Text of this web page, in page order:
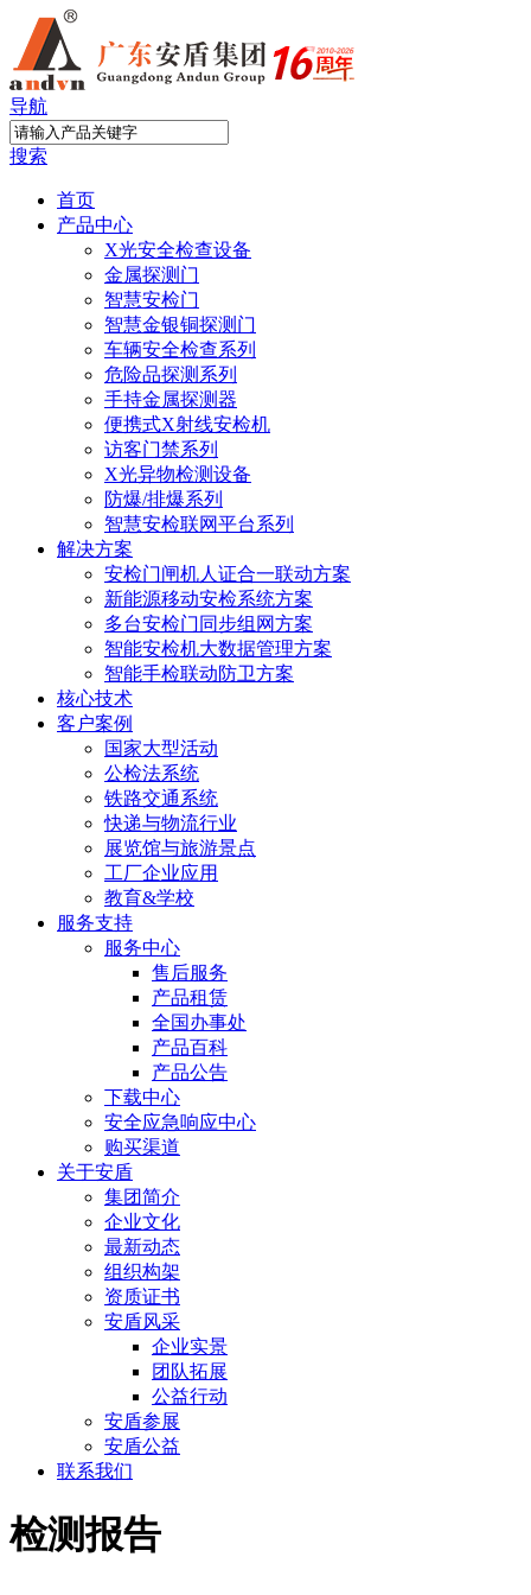
导航
搜索
首页
产品中心
X光安全检查设备
金属探测门
智慧安检门
智慧金银铜探测门
车辆安全检查系列
危险品探测系列
手持金属探测器
便携式X射线安检机
访客门禁系列
X光异物检测设备
防爆/排爆系列
智慧安检联网平台系列
解决方案
安检门闸机人证合一联动方案
新能源移动安检系统方案
多台安检门同步组网方案
智能安检机大数据管理方案
智能手检联动防卫方案
核心技术
客户案例
国家大型活动
公检法系统
铁路交通系统
快递与物流行业
展览馆与旅游景点
工厂企业应用
教育&学校
服务支持
服务中心
售后服务
产品租赁
全国办事处
产品百科
产品公告
下载中心
安全应急响应中心
购买渠道
关于安盾
集团简介
企业文化
最新动态
组织构架
资质证书
安盾风采
企业实景
团队拓展
公益行动
安盾参展
安盾公益
联系我们
检测报告